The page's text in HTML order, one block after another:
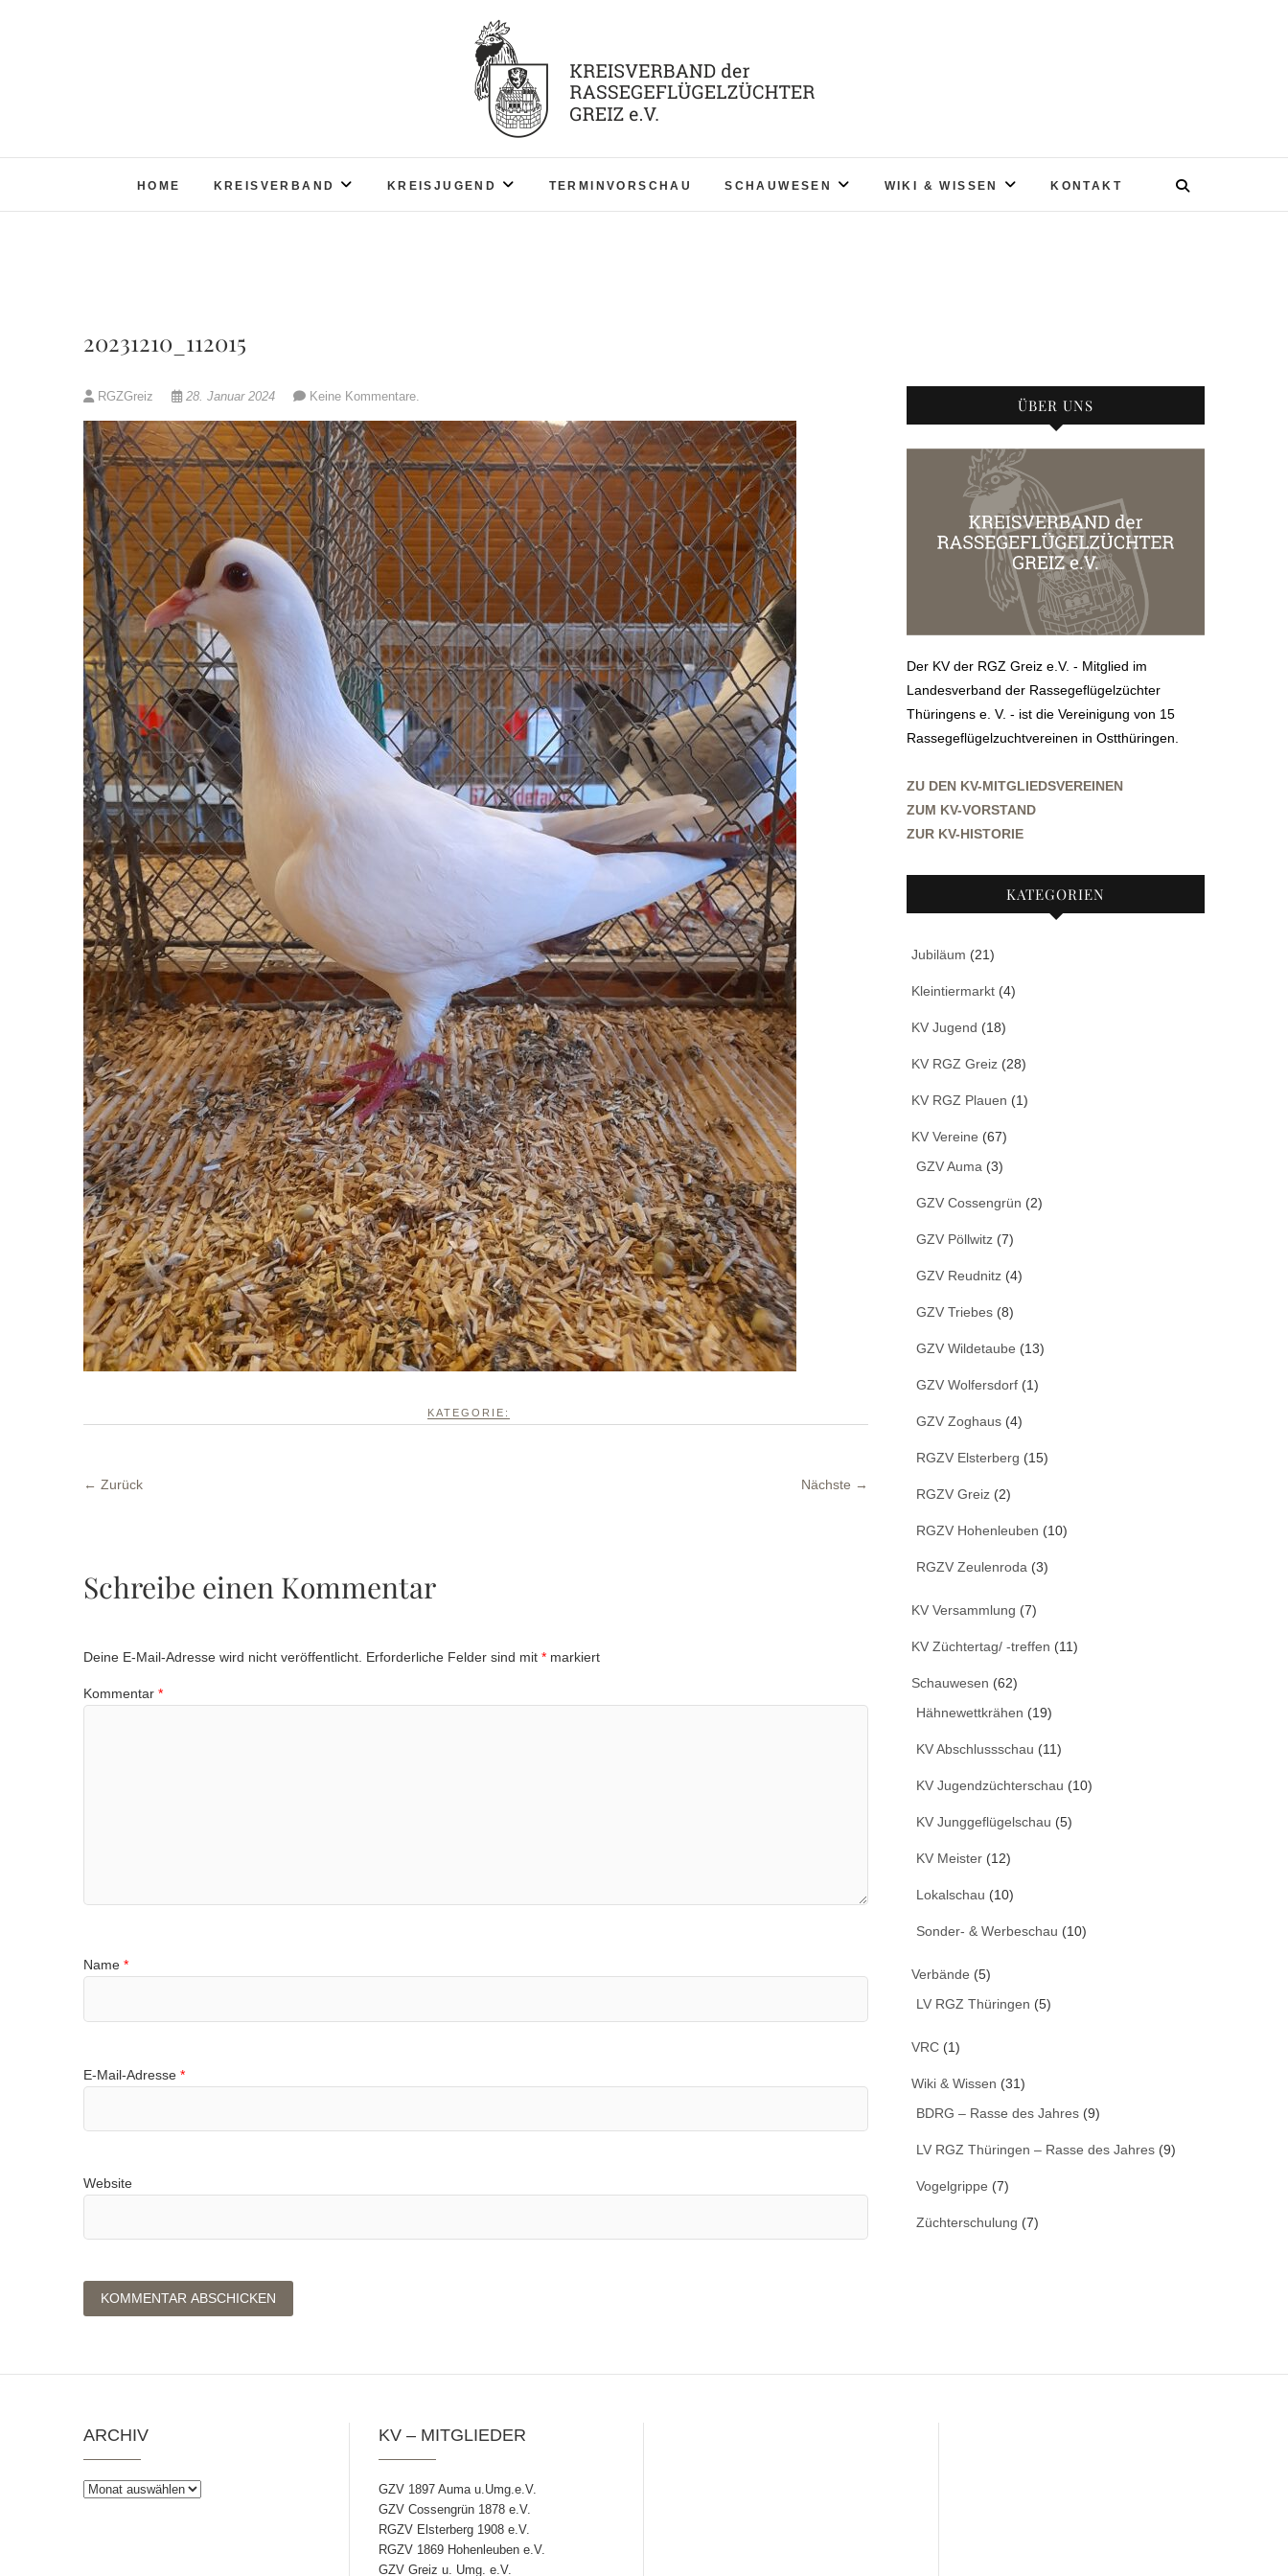
KV RGZ Greiz
HOME KREISVERBAND KREISJUGEND TERMINVORSCHAU SCHAUWESEN WIKI & WISSEN KONTAKT
20231210_112015
RGZGreiz 28. Januar 2024 Keine Kommentare.
KATEGORIE:
← Zurück Nächste →
Schreibe einen Kommentar
Deine E-Mail-Adresse wird nicht veröffentlicht. Erforderliche Felder sind mit * markiert
Kommentar *
Name *
E-Mail-Adresse *
Website
ÜBER UNS
Der KV der RGZ Greiz e.V. - Mitglied im
Landesverband der Rassegeflügelzüchter
Thüringens e. V. - ist die Vereinigung von 15
Rassegeflügelzuchtvereinen in Ostthüringen.
ZU DEN KV-MITGLIEDSVEREINEN
ZUM KV-VORSTAND
ZUR KV-HISTORIE
KATEGORIEN
Jubiläum (21)
Kleintiermarkt (4)
KV Jugend (18)
KV RGZ Greiz (28)
KV RGZ Plauen (1)
KV Vereine (67)
GZV Auma (3)
GZV Cossengrün (2)
GZV Pöllwitz (7)
GZV Reudnitz (4)
GZV Triebes (8)
GZV Wildetaube (13)
GZV Wolfersdorf (1)
GZV Zoghaus (4)
RGZV Elsterberg (15)
RGZV Greiz (2)
RGZV Hohenleuben (10)
RGZV Zeulenroda (3)
KV Versammlung (7)
KV Züchtertag/ -treffen (11)
Schauwesen (62)
Hähnewettkrähen (19)
KV Abschlussschau (11)
KV Jugendzüchterschau (10)
KV Junggeflügelschau (5)
KV Meister (12)
Lokalschau (10)
Sonder- & Werbeschau (10)
Verbände (5)
LV RGZ Thüringen (5)
VRC (1)
Wiki & Wissen (31)
BDRG – Rasse des Jahres (9)
LV RGZ Thüringen – Rasse des Jahres (9)
Vogelgrippe (7)
Züchterschulung (7)
ARCHIV
Archiv
KV – MITGLIEDER
GZV 1897 Auma u.Umg.e.V.
GZV Cossengrün 1878 e.V.
RGZV Elsterberg 1908 e.V.
RGZV 1869 Hohenleuben e.V.
GZV Greiz u. Umg. e.V.